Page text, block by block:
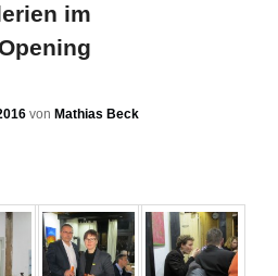
im
von Mathias Beck